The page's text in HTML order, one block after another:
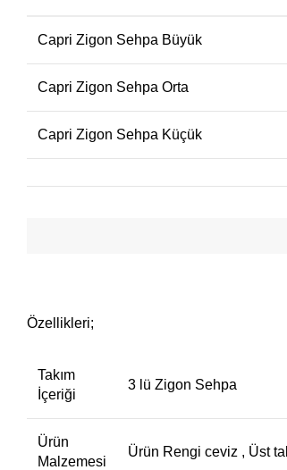
Capri Zigon Sehpa Büyük
Capri Zigon Sehpa Orta
Capri Zigon Sehpa Küçük
Özellikleri;
Takım
İçeriği
3 lü Zigon Sehpa
Ürün
Malzemesi
Ürün Rengi ceviz , Üst